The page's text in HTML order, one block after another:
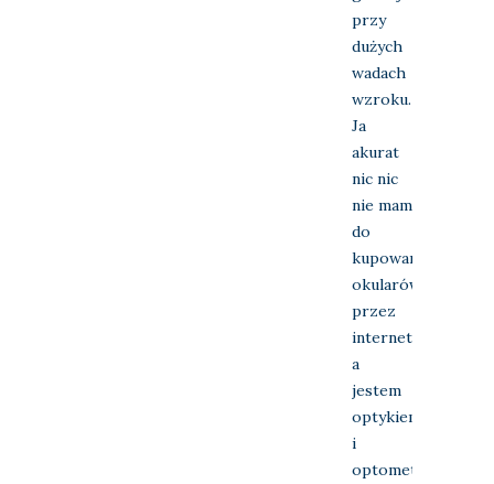
przy
dużych
wadach
wzroku.
Ja
akurat
nic nic
nie mam
do
kupowania
okularów
przez
internet,
a
jestem
optykiem
i
optometrystą,